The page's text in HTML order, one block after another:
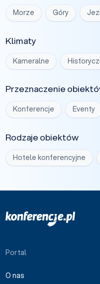
Morze Góry
Klimaty
Kameralne
Przeznaczenie
Konferencje Eventy
Rodzaje obiektów
Hotele konferencyjne
Portal
O nas